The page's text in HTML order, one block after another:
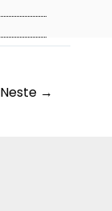
Neste →